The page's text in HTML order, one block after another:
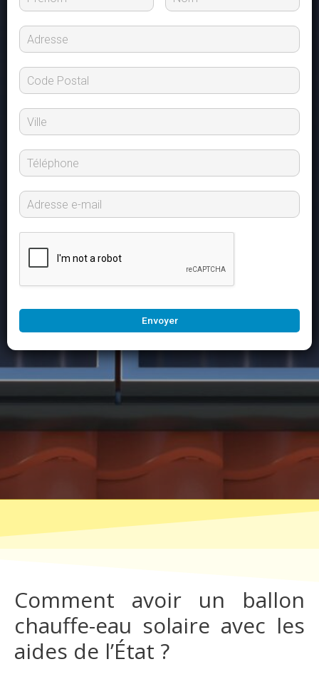
Envoyer
Comment avoir un ballon
chauffe-eau solaire avec les
aides de l’État ?